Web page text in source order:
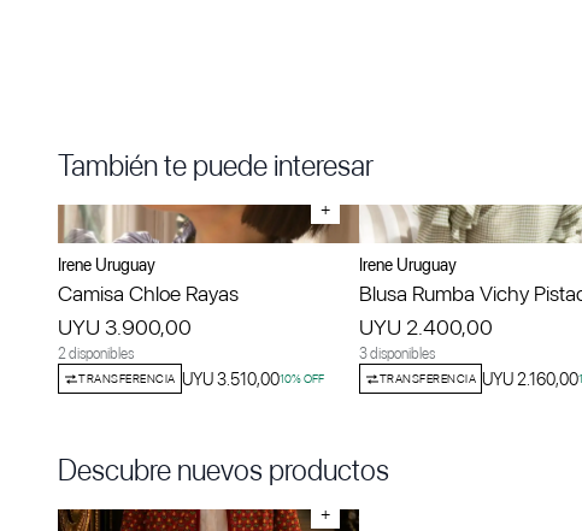
También te puede interesar
+
Irene Uruguay
Camisa Chloe Rayas
UYU 3.900,00
2 disponibles
TRANSFERENCIA UYU 3.510,0010% OFF
Irene Uruguay
Blusa Rumba Vichy
UYU 2.400,00
3 disponibles
TRANSFERENCIA UYU 2.160,00
Descubre nuevos productos
+